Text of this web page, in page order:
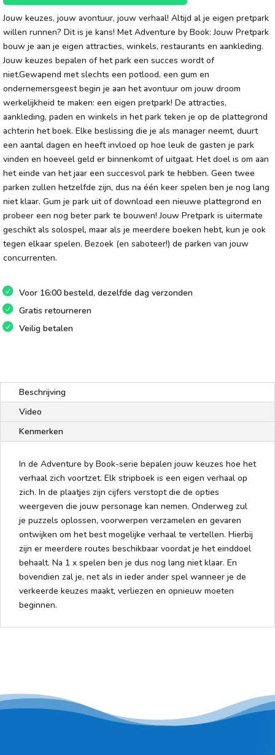
Jouw keuzes, jouw avontuur, jouw verhaal! Altijd al je eigen pretpark
willen runnen? Dit is je kans! Met Adventure by Book: Jouw Pretpark
bouw je aan je eigen attracties, winkels, restaurants en aankleding.
Jouw keuzes bepalen of het park een succes wordt of
niet.Gewapend met slechts een potlood, een gum en
ondernemersgeest begin je aan het avontuur om jouw droom
werkelijkheid te maken: een eigen pretpark! De attracties,
aankleding, paden en winkels in het park teken je op de plattegrond
achterin het boek. Elke beslissing die je als manager neemt, duurt
een aantal dagen en heeft invloed op hoe leuk de gasten je park
vinden en hoeveel geld er binnenkomt of uitgaat. Het doel is om aan
het einde van het jaar een succesvol park te hebben. Geen twee
parken zullen hetzelfde zijn, dus na één keer spelen ben je nog lang
niet klaar. Gum je park uit of download een nieuwe plattegrond en
probeer een nog beter park te bouwen! Jouw Pretpark is uitermate
geschikt als solospel, maar als je meerdere boeken hebt, kun je ook
tegen elkaar spelen. Bezoek (en saboteer!) de parken van jouw
concurrenten.
Voor 16:00 besteld, dezelfde dag verzonden
Gratis retourneren
Veilig betalen
Beschrijving
Video
Kenmerken
In de Adventure by Book-serie bepalen jouw keuzes hoe het
verhaal zich voortzet. Elk stripboek is een eigen verhaal op
zich. In de plaatjes zijn cijfers verstopt die de opties
weergeven die jouw personage kan nemen. Onderweg zul
je puzzels oplossen, voorwerpen verzamelen en gevaren
ontwijken om het best mogelijke verhaal te vertellen. Hierbij
zijn er meerdere routes beschikbaar voordat je het einddoel
behaalt. Na 1 x spelen ben je dus nog lang niet klaar. En
bovendien zal je, net als in ieder ander spel wanneer je de
verkeerde keuzes maakt, verliezen en opnieuw moeten
beginnen.